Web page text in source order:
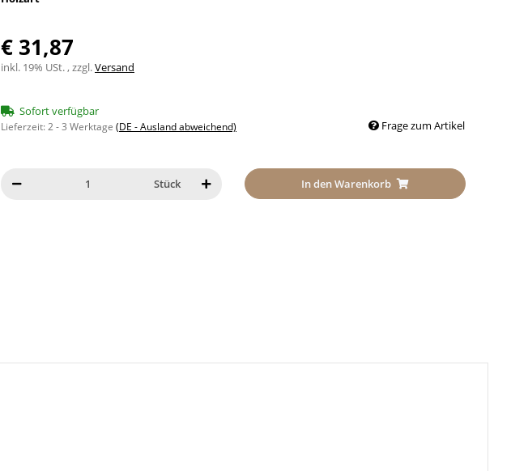
€ 31,87
inkl. 19% USt. , zzgl.Versand
Sofort verfügbar
Lieferzeit:2 - 3 Werktage (DE - Ausland abweichend) Frage zum Artikel
Stück In den Warenkorb